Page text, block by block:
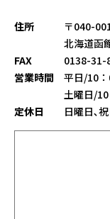
住所
〒040-
北海道函
FAX
0138-31-
営業時間
平日/10
土曜日/
定休日
日曜日､